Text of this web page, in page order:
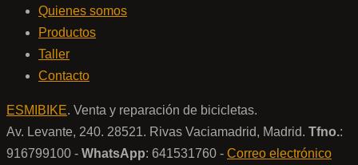
Quienes somos
Productos
Taller
Contacto
ESMIBIKE. Venta y reparación de bicicletas.
Av. Levante, 240. 28521. Rivas Vaciamadrid, Madrid. Tfno.:
916799100 - WhatsApp: 641531760 - Correo electrónico